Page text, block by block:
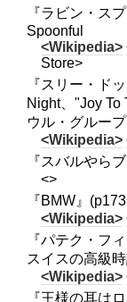
『ラビン・ス
Spoonful
<Wikipedia>
Store>
『スリー・ド
Night、"Joy To
ウル・グループ
<Wikipedia>
『スバルやら
<>
『BMW』
<Wikipedia>
『パテク・フ
スイスの高級
<Wikipedia>
『王様の耳は